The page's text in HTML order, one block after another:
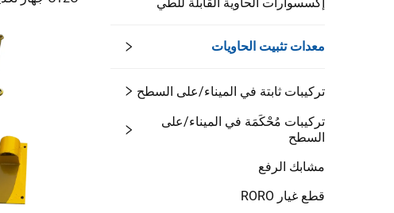
معدات تثبيت الحاويات
تركيبات ثابتة في الميناء/على السطح
تركيبات مُحْكَمَة في الميناء/على
السطح
مشابك الرفع
قطع غيار RORO